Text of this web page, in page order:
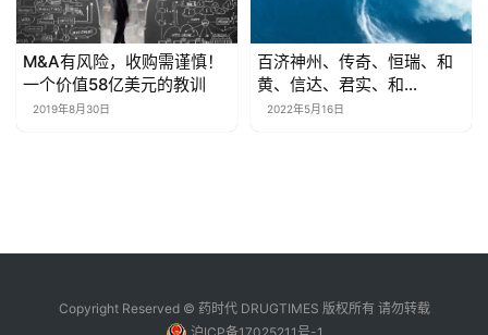
M&A有风险，收购需谨慎！
一个价值58亿美元的教训
2019年8月30日
百济神州、传奇、恒瑞、和
黄、信达、君实、和
铂。。。中国多少家药企正
2022年5月16日
Copyright Reserved © 药时代 DRUGTIMES 版权所有 请勿转载